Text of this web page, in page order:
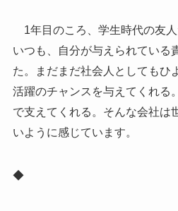
1年目のころ、学生時代の友
いつも、自分が与えられている
た。まだまだ社会人としてもひ
活躍のチャンスを与えてくれる
で支えてくれる。そんな会社は
いように感じています。
◆